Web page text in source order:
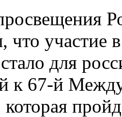
что участие
для
к 67-й